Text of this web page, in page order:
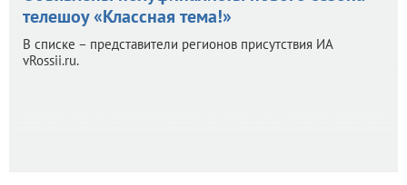
телешоу «Классная тема!»
В списке – представители регионов присутствия ИА
vRossii.ru.